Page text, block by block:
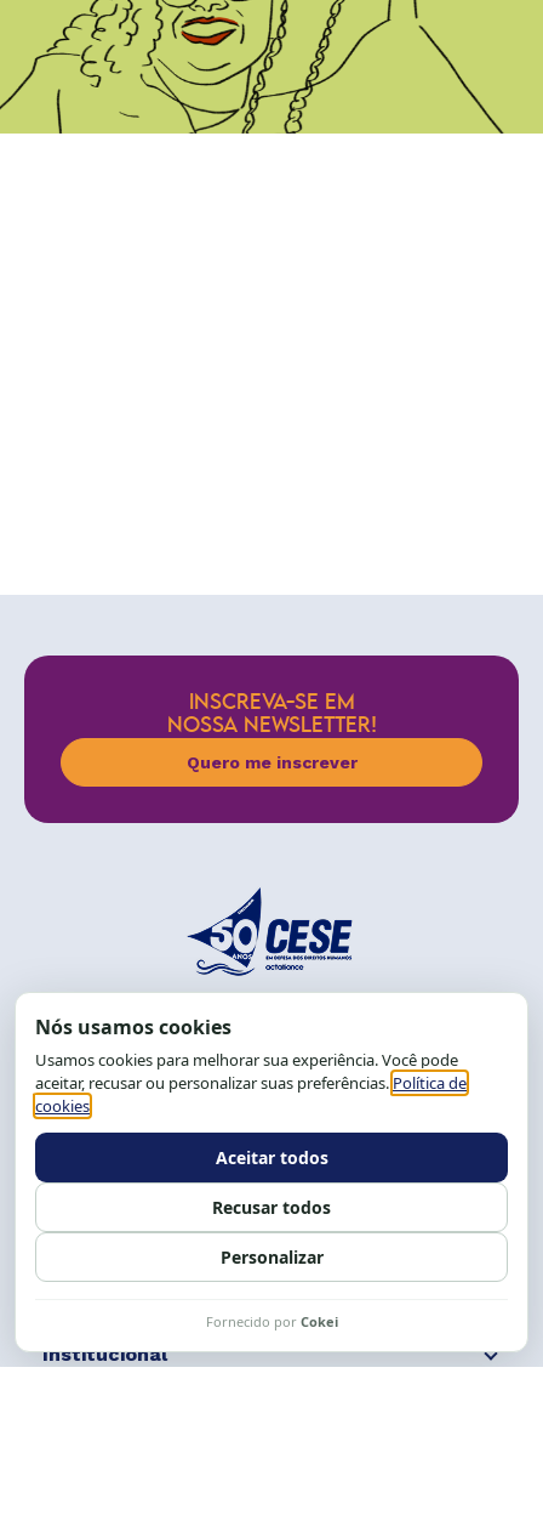
INSCREVA-SE EM
NOSSA NEWSLETTER!
Quero me inscrever
End.: R. da Graça, 150. Graça
CEP: 40.150-055
Salvador-BA, Brasil.
Tel.: (71) 2104-5457, Cel.: (71) 9 9239-2104 ou 2105
Expediente: 8h às 12h e 13 às 17h.
Siga nossas redes Fale conosco
Institucional